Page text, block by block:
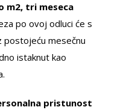
m2, tri meseca
po ovoj odluci će s
postojeću mesečnu
istaknut kao
pristunost